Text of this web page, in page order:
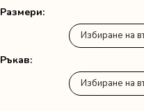
through
40.00
/
20.45 €
Размери
Ръкав